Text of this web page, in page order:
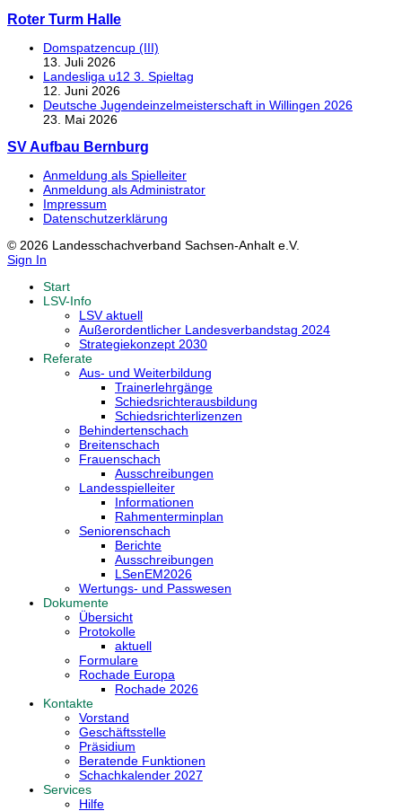
Roter Turm Halle
Domspatzencup (III)
13. Juli 2026
Landesliga u12 3. Spieltag
12. Juni 2026
Deutsche Jugendeinzelmeisterschaft in Willingen 2026
23. Mai 2026
SV Aufbau Bernburg
Anmeldung als Spielleiter
Anmeldung als Administrator
Impressum
Datenschutzerklärung
© 2026 Landesschachverband Sachsen-Anhalt e.V.
Sign In
Start
LSV-Info
LSV aktuell
Außerordentlicher Landesverbandstag 2024
Strategiekonzept 2030
Referate
Aus- und Weiterbildung
Trainerlehrgänge
Schiedsrichterausbildung
Schiedsrichterlizenzen
Behindertenschach
Breitenschach
Frauenschach
Ausschreibungen
Landesspielleiter
Informationen
Rahmenterminplan
Seniorenschach
Berichte
Ausschreibungen
LSenEM2026
Wertungs- und Passwesen
Dokumente
Übersicht
Protokolle
aktuell
Formulare
Rochade Europa
Rochade 2026
Kontakte
Vorstand
Geschäftsstelle
Präsidium
Beratende Funktionen
Schachkalender 2027
Services
Hilfe